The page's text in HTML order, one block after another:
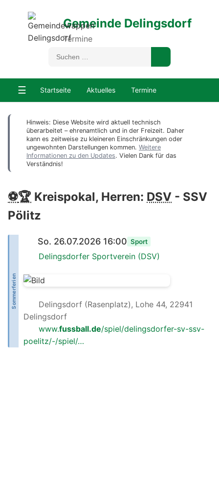
Gemeinde Delingsdorf
Termine
☰ Startseite Aktuelles Termine
Hinweis: Diese Website wird aktuell technisch
überarbeitet – ehrenamtlich und in der Freizeit. Daher
kann es zeitweise zu kleineren Einschränkungen oder
ungewohnten Darstellungen kommen. Weitere
Informationen zu den Updates. Vielen Dank für das
Verständnis!
⚽🏆 Kreispokal, Herren: DSV - SSV
Pölitz
Sommerferien
So. 26.07.2026 16:00 Sport
Delingsdorfer Sportverein (DSV)
Delingsdorf (Rasenplatz), Lohe 44, 22941
Delingsdorf
www.fussball.de/spiel/delingsdorfer-sv-ssv-
poelitz/-/spiel/…